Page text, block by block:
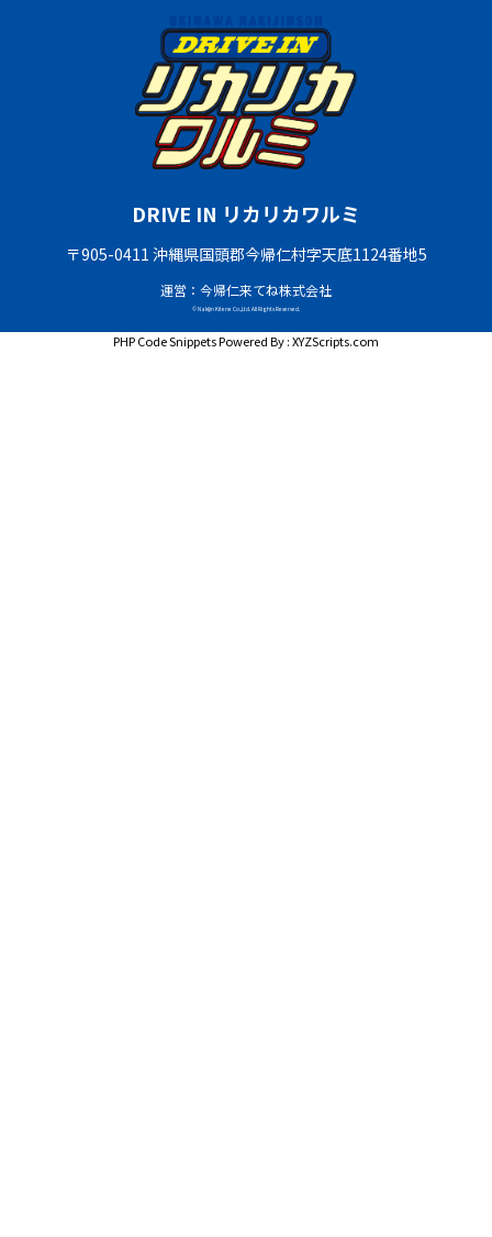
DRIVE IN リカリカワルミ
〒905-0411 沖縄県国頭郡今帰仁村字天底1124番地5
運営：今帰仁来てね株式会社
© Nakijin Kitene Co.,Ltd. All Rights Reserved.
PHP Code SnippetsPowered By :XYZScripts.com